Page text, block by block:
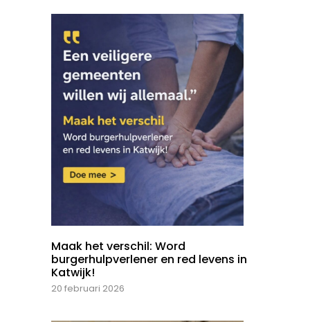
Maak het verschil: Word
burgerhulpverlener en red levens in
Katwijk!
20 februari 2026